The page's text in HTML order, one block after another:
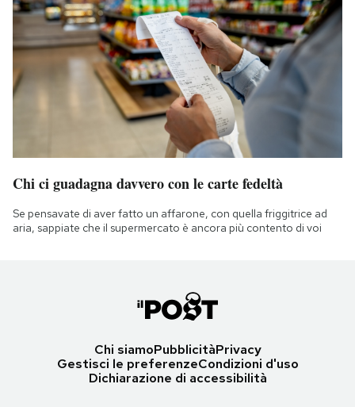
Chi ci guadagna davvero con le carte fedeltà
Se pensavate di aver fatto un affarone, con quella friggitrice ad
aria, sappiate che il supermercato è ancora più contento di voi
Chi siamoPubblicitàPrivacy
Gestisci le preferenzeCondizioni d'uso
Dichiarazione di accessibilità